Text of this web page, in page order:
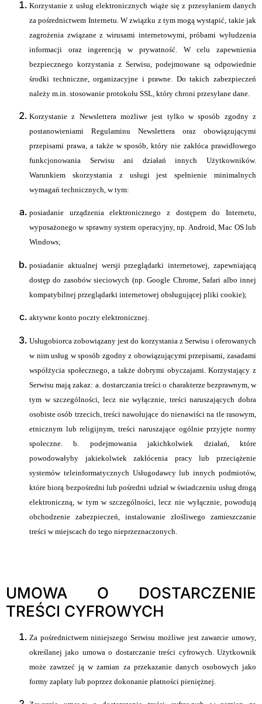
Korzystanie z usług elektronicznych wiąże się z przesyłaniem danych
za pośrednictwem Internetu. W związku z tym mogą wystąpić, takie jak
zagrożenia związane z wirusami internetowymi, próbami wyłudzenia
informacji oraz ingerencją w prywatność. W celu zapewnienia
bezpiecznego korzystania z Serwisu, podejmowane są odpowiednie
środki techniczne, organizacyjne i prawne. Do takich zabezpieczeń
należy m.in. stosowanie protokołu SSL, który chroni przesyłane dane.
Korzystanie z Newslettera możliwe jest tylko w sposób zgodny z
postanowieniami Regulaminu Newslettera oraz obowiązującymi
przepisami prawa, a także w sposób, który nie zakłóca prawidłowego
funkcjonowania Serwisu ani działań innych Użytkowników.
Warunkiem skorzystania z usługi jest spełnienie minimalnych
wymagań technicznych, w tym:
posiadanie urządzenia elektronicznego z dostępem do Internetu,
wyposażonego w sprawny system operacyjny, np. Android, Mac OS lub
Windows;
posiadanie aktualnej wersji przeglądarki internetowej, zapewniającą
dostęp do zasobów sieciowych (np. Google Chrome, Safari albo innej
kompatybilnej przeglądarki internetowej obsługującej pliki cookie);
aktywne konto poczty elektronicznej.
Usługobiorca zobowiązany jest do korzystania z Serwisu i oferowanych
w nim usług w sposób zgodny z obowiązującymi przepisami, zasadami
współżycia społecznego, a także dobrymi obyczajami. Korzystający z
Serwisu mają zakaz: a. dostarczania treści o charakterze bezprawnym, w
tym w szczególności, lecz nie wyłącznie, treści naruszających dobra
osobiste osób trzecich, treści nawołujące do nienawiści na tle rasowym,
etnicznym lub religijnym, treści naruszające ogólnie przyjęte normy
społeczne. b. podejmowania jakichkolwiek działań, które
powodowałyby jakiekolwiek zakłócenia pracy lub przeciążenie
systemów teleinformatycznych Usługodawcy lub innych podmiotów,
które biorą bezpośredni lub pośredni udział w świadczeniu usług drogą
elektroniczną, w tym w szczególności, lecz nie wyłącznie, powodują
obchodzenie zabezpieczeń, instalowanie złośliwego zamieszczanie
treści w miejscach do tego nieprzeznaczonych.
UMOWA O DOSTARCZENIE
TREŚCI CYFROWYCH
Za pośrednictwem niniejszego Serwisu możliwe jest zawarcie umowy,
określanej jako umowa o dostarczanie treści cyfrowych. Użytkownik
może zawrzeć ją w zamian za przekazanie danych osobowych jako
formy zapłaty lub poprzez dokonanie płatności pieniężnej.